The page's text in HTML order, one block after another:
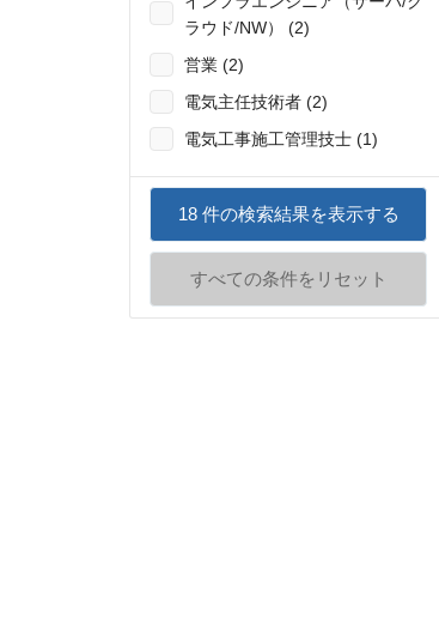
ラウド/NW） (2)
営業 (2)
電気主任技術者 (2)
電気工事施工管理技士 (1)
18件の検索結果を表示する
すべての条件をリセット